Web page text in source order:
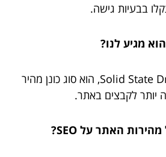
בבעיות גישה.
תשובה: SSD, או Solid State Drive, הוא סוג כונן מהיר
לקבצים באתר.